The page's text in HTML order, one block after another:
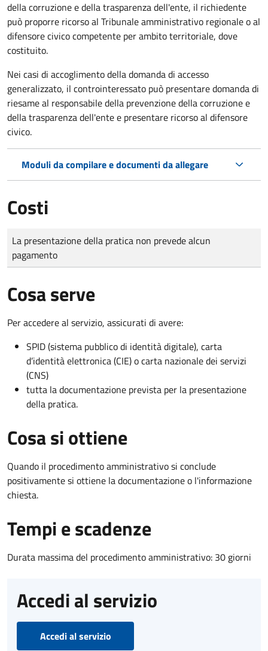
della corruzione e della trasparenza dell'ente, il richiedente
può proporre ricorso al Tribunale amministrativo regionale o al
difensore civico competente per ambito territoriale, dove
costituito.
Nei casi di accoglimento della domanda di accesso
generalizzato, il controinteressato può presentare domanda di
riesame al responsabile della prevenzione della corruzione e
della trasparenza dell'ente e presentare ricorso al difensore
civico.
Moduli da compilare e documenti da allegare
Costi
Tipo di pagamento
Importo
La presentazione della pratica non prevede alcun
pagamento
Cosa serve
Per accedere al servizio, assicurati di avere:
SPID (sistema pubblico di identità digitale), carta
d’identità elettronica (CIE) o carta nazionale dei servizi
(CNS)
tutta la documentazione prevista per la presentazione
della pratica.
Cosa si ottiene
Quando il procedimento amministrativo si conclude
positivamente si ottiene la documentazione o l'informazione
chiesta.
Tempi e scadenze
Durata massima del procedimento amministrativo: 30 giorni
Accedi al servizio
Accedi al servizio